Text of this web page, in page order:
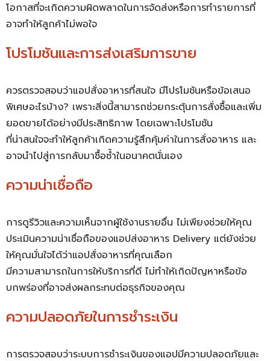
โอกาสที่จะเกิดความผิดพลาดในการจัดส่งหรือการทำรายการที่
อาจทำให้ลูกค้าไม่พอใจ
โปรโมชันและการส่งเสริมการขาย
ควรตรวจสอบว่าแอปสั่งอาหารที่สนใจ มีโปรโมชันหรือข้อเสนอ
พิเศษอะไรบ้าง? เพราะสิ่งนี้สามารถช่วยกระตุ้นการสั่งซื้อและเพิ่ม
ยอดขายได้อย่างมีประสิทธิภาพ โดยเฉพาะโปรโมชัน
ที่น่าสนใจจะทำให้ลูกค้าเกิดความรู้สึกคุ้มค่าในการสั่งอาหาร และ
อาจนำไปสู่การกลับมาซื้อซ้ำในอนาคตนั่นเอง
ความน่าเชื่อถือ
การดูรีวิวและความเห็นจากผู้ใช้งานรายอื่น ไม่เพียงช่วยให้คุณ
ประเมินความน่าเชื่อถือของแอปส่งอาหาร Delivery แต่ยังช่วย
ให้คุณมั่นใจได้ว่าแอปสั่งอาหารที่คุณเลือก
มีความสามารถในการให้บริการที่ดี ไม่ทำให้เกิดปัญหาหรือข้อ
บกพร่องที่อาจส่งผลกระทบต่อธุรกิจของคุณ
ความปลอดภัยในการชำระเงิน
การตรวจสอบว่าระบบการชำระเงินของแอปมีความปลอดภัยและ